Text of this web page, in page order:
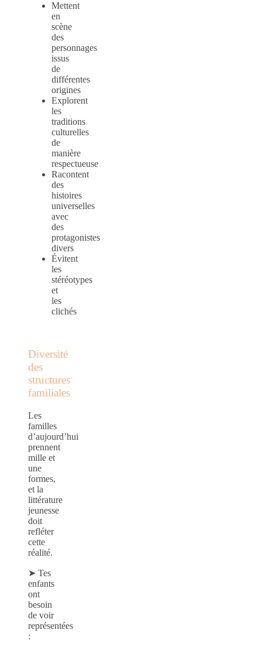
Mettent
en
scène
des
personnages
issus
de
différentes
origines
Explorent
les
traditions
culturelles
de
manière
respectueuse
Racontent
des
histoires
universelles
avec
des
protagonistes
divers
Évitent
les
stéréotypes
et
les
clichés
Diversité
des
structures
familiales
Les
familles
d’aujourd’hui
prennent
mille et
une
formes,
et la
littérature
jeunesse
doit
refléter
cette
réalité.
➤ Tes
enfants
ont
besoin
de voir
représentées
: